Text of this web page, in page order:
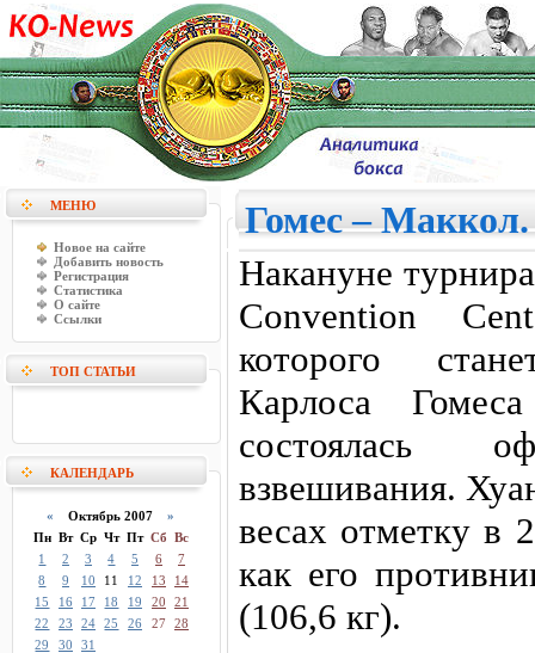
МЕНЮ
Новое на сайте
Добавить новость
Регистрация
Статистика
О сайте
Ссылки
ТОП СТАТЬИ
КАЛЕНДАРЬ
« Октябрь 2007»
Пн Вт Ср Чт Пт Сб Вс
1
2 3 4 5 6
7
8
9 10 11 12 13
14
15
16 17 18 19 20
21
22
23 24 25 26 27
28
29
30 31
Гомес –
Накануне
Convention
которого
Карлоса
состоялась
взвешивания.
весах отметку в
как его
(106,6 кг).